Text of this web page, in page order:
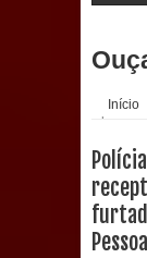
Início
de
Pessoa